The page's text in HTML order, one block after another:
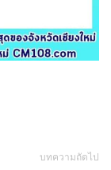
บทความถัดไป